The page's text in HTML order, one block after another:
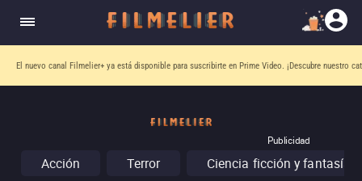
El nuevo canal Filmelier+ ya está disponible para suscribirte en Prime Video. ¡Descubre nuestro
Publicidad
Acción Terror
Ciencia ficción y fantasía